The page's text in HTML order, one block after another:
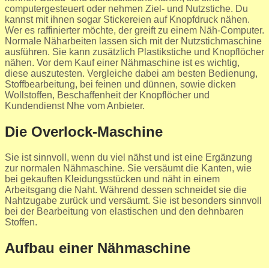
computergesteuert oder nehmen Ziel- und Nutzstiche. Du
kannst mit ihnen sogar Stickereien auf Knopfdruck nähen.
Wer es raffinierter möchte, der greift zu einem Näh-Computer.
Normale Näharbeiten lassen sich mit der Nutzstichmaschine
ausführen. Sie kann zusätzlich Plastikstiche und Knopflöcher
nähen. Vor dem Kauf einer Nähmaschine ist es wichtig,
diese auszutesten. Vergleiche dabei am besten Bedienung,
Stoffbearbeitung, bei feinen und dünnen, sowie dicken
Wollstoffen, Beschaffenheit der Knopflöcher und
Kundendienst Nhe vom Anbieter.
Die Overlock-Maschine
Sie ist sinnvoll, wenn du viel nähst und ist eine Ergänzung
zur normalen Nähmaschine. Sie versäumt die Kanten, wie
bei gekauften Kleidungsstücken und näht in einem
Arbeitsgang die Naht. Während dessen schneidet sie die
Nahtzugabe zurück und versäumt. Sie ist besonders sinnvoll
bei der Bearbeitung von elastischen und den dehnbaren
Stoffen.
Aufbau einer Nähmaschine